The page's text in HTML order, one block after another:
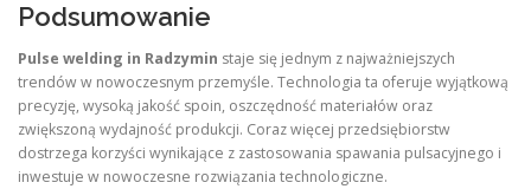
Podsumowanie
Pulse welding in Radzymin staje się jednym z najważniejszych
trendów w nowoczesnym przemyśle. Technologia ta oferuje wyjątkową
precyzję, wysoką jakość spoin, oszczędność materiałów oraz
zwiększoną wydajność produkcji. Coraz więcej przedsiębiorstw
dostrzega korzyści wynikające z zastosowania spawania pulsacyjnego i
inwestuje w nowoczesne rozwiązania technologiczne.